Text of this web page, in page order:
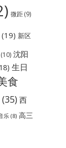
微距(9)
新区
沈阳
生日
食
西
乐(8) 高三